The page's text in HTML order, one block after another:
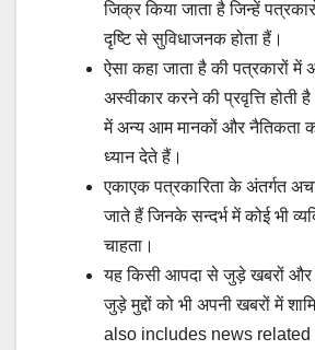
जिक्र किया जाता है जिन्हें
दृष्टि से सुविधाजनक होता हैं।
ऐसा कहा जाता है की पत्रकारों में
अस्वीकार करने की प्रवृत्ति होती
में अन्य आम मानकों और नैतिकता
ध्यान देते हैं।
एकाएक पत्रकारिता के अंतर्गत
जाते हैं जिनके सन्दर्भ में कोई भी
चाहता।
यह किसी आपदा से जुड़े खबरों और
जुड़े मुद्दों को भी अपनी खबरों में
also includes news related